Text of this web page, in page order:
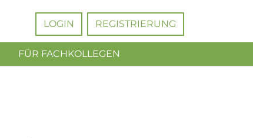
LOGIN REGISTRIERUNG
FÜR FACHKOLLEGEN